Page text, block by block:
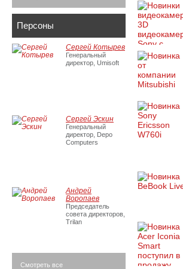
Персоны
Сергей Котырев
Генеральный
директор, Umisoft
Сергей Эскин
Генеральный
директор, Depo
Computers
Андрей
Воропаев
Председатель
совета директоров,
Trilan
Смотреть все